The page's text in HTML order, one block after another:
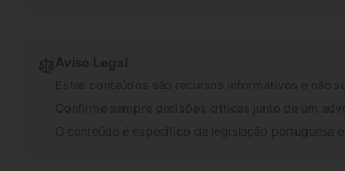
Aviso Legal
Estes conteúdos são recursos informativos e não
Confirme sempre decisões críticas junto de um
O conteúdo é específico da legislação portuguesa